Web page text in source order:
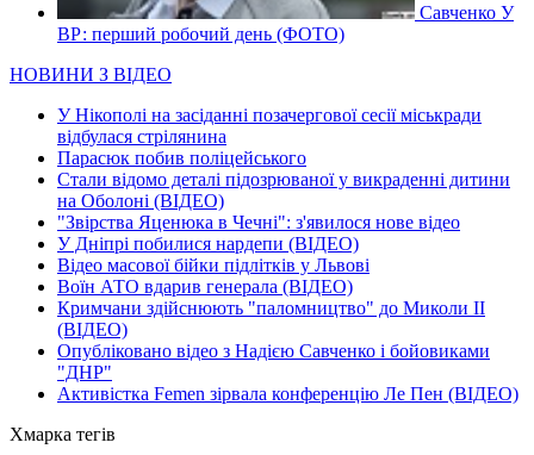
Савченко У
ВР: перший робочий день (ФОТО)
НОВИНИ З ВІДЕО
У Нікополі на засіданні позачергової сесії міськради
відбулася стрілянина
Парасюк побив поліцейського
Стали відомо деталі підозрюваної у викраденні дитини
на Оболоні (ВІДЕО)
"Звірства Яценюка в Чечні": з'явилося нове відео
У Дніпрі побилися нардепи (ВІДЕО)
Відео масової бійки підлітків у Львові
Воїн АТО вдарив генерала (ВІДЕО)
Кримчани здійснюють "паломництво" до Миколи ІІ
(ВІДЕО)
Опубліковано відео з Надією Савченко і бойовиками
"ДНР"
Активістка Femen зірвала конференцію Ле Пен (ВІДЕО)
Хмарка тегів